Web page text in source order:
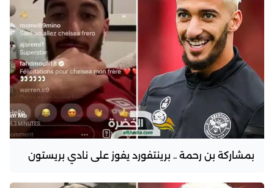
بمشاركة بن رحمة .. برينتفورد يفوز على نادي بريستون